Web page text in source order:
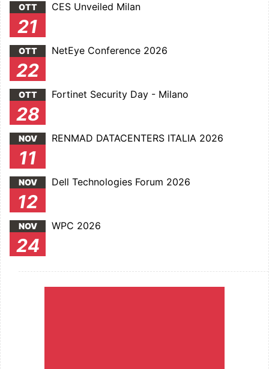
OTT
21
CES Unveiled Milan
OTT
22
NetEye Conference 2026
OTT
28
Fortinet Security Day - Milano
NOV
11
RENMAD DATACENTERS ITALIA 2026
NOV
12
Dell Technologies Forum 2026
NOV
24
WPC 2026